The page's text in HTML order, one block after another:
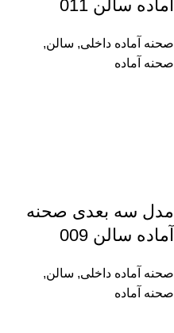
آماده سالن 011
صحنه آماده داخلی, سالن,
صحنه آماده
مدل سه بعدی صحنه
آماده سالن 009
صحنه آماده داخلی, سالن,
صحنه آماده